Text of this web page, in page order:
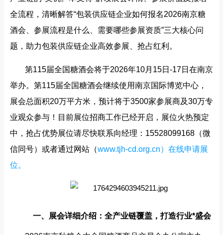
全流程，清晰解答“包装供应链企业如何报名2026南京糖
酒会、参展流程是什么、需要哪些参展资质”三大核心问
题，助力包装供应链企业高效参展、抢占红利。
第115届全国糖酒会将于2026年10月15日-17日在南京
举办。第115届全国糖酒会继续使用南京国际博览中心，
展会总面积20万平方米，预计将于3500家参展商及30万专
业观众参与！目前展位招商工作已经开启，展位火热预定
中，抢占优势展位请尽快联系向经理：15528099168（微
信同号）或者通过网站（www.tjh-cd.org.cn）在线申请展
位。
一、展会详细介绍：全产业链覆盖，打造行业*盛会